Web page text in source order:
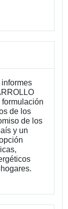
de los
de los
y un